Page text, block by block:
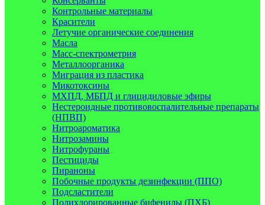
Контрольные материалы
Красители
Летучие органические соединения
Масла
Масс-спектрометрия
Металлоорганика
Миграция из пластика
Микотоксины
МХПД, МБПД и глицидиловые эфиры
Нестероидные противовоспалительные препараты
(НПВП)
Нитроароматика
Нитрозамины
Нитрофураны
Пестициды
Пираноны
Побочные продукты дезинфекции (ППО)
Подсластители
Полихлорированные бифенилы (ПХБ)